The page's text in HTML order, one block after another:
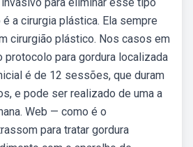
a cirurgia plástica. Ela sempre
cirurgião plástico. Nos casos em
protocolo para gordura localizada
é de 12 sessões, que duram
e pode ser realizado de uma a
Web — como é o
para tratar gordura